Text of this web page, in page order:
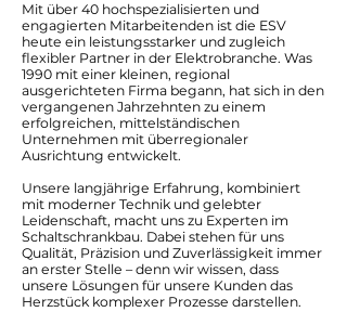
Mit über 40 hochspezialisierten und
engagierten Mitarbeitenden ist die ESV
heute ein leistungsstarker und zugleich
flexibler Partner in der Elektrobranche. Was
1990 mit einer kleinen, regional
ausgerichteten Firma begann, hat sich in den
vergangenen Jahrzehnten zu einem
erfolgreichen, mittelständischen
Unternehmen mit überregionaler
Ausrichtung entwickelt.
Unsere langjährige Erfahrung, kombiniert
mit moderner Technik und gelebter
Leidenschaft, macht uns zu Experten im
Schaltschrankbau. Dabei stehen für uns
Qualität, Präzision und Zuverlässigkeit immer
an erster Stelle – denn wir wissen, dass
unsere Lösungen für unsere Kunden das
Herzstück komplexer Prozesse darstellen.